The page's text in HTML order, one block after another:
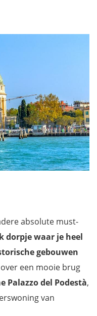
absolute must-
dorpje waar je heel
gebouwen
een mooie brug
Palazzo del Podestà,
van